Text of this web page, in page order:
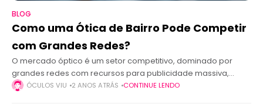
BLOG
Como uma Ótica de Bairro Pode Competir
com Grandes Redes?
O mercado óptico é um setor competitivo, dominado por
grandes redes com recursos para publicidade massiva,
preços agressivos e ampla variedade de produtos. Para as
ÓCULOS VIU 2 ANOS ATRÁS CONTINUE LENDO